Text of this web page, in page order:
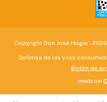
Copyright Don José Hogar -
Defensa de las y los
Botón de